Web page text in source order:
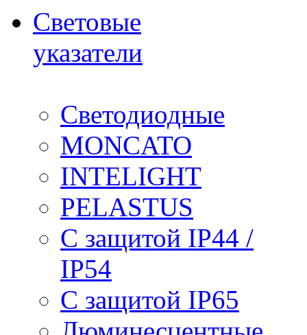
Световые
указатели
Светодиодные
MONCATO
INTELIGHT
PELASTUS
С защитой IP44 /
IP54
С защитой IP65